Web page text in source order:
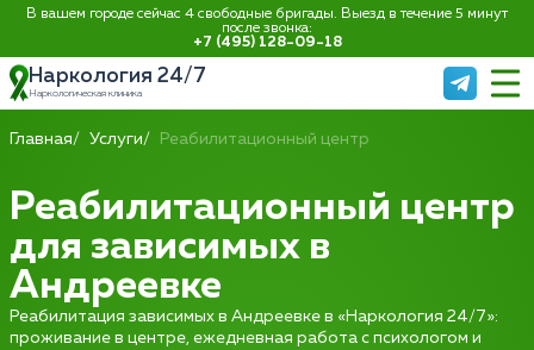
В вашем городе сейчас 4 свободные бригады. Выезд в течение 5 минут
после звонка:
+7 (495) 128-09-18
Наркология 24/7
Наркологическая клиника
Главная Услуги Реабилитационный центр
Реабилитационный центр
для зависимых в
Андреевке
Реабилитация зависимых в Андреевке в «Наркология 24/7»:
проживание в центре, ежедневная работа с психологом и